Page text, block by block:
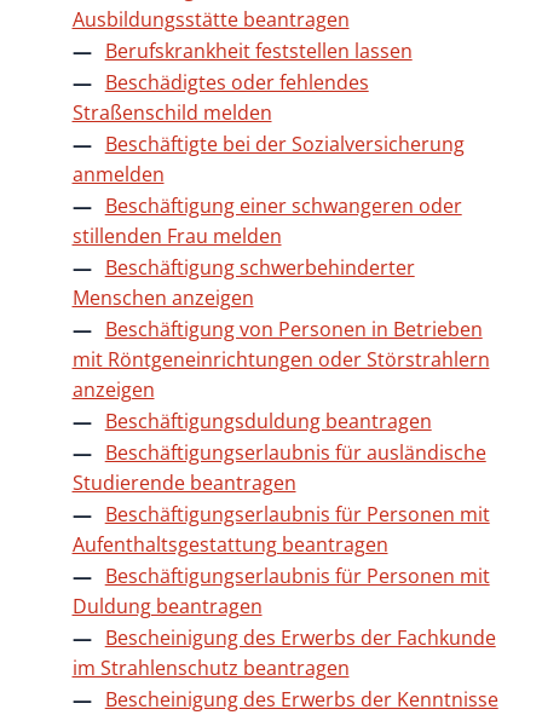
Ausbildungsstätte beantragen
Berufskrankheit feststellen lassen
Beschädigtes oder fehlendes
Straßenschild melden
Beschäftigte bei der Sozialversicherung
anmelden
Beschäftigung einer schwangeren oder
stillenden Frau melden
Beschäftigung schwerbehinderter
Menschen anzeigen
Beschäftigung von Personen in Betrieben
mit Röntgeneinrichtungen oder Störstrahlern
anzeigen
Beschäftigungsduldung beantragen
Beschäftigungserlaubnis für ausländische
Studierende beantragen
Beschäftigungserlaubnis für Personen mit
Aufenthaltsgestattung beantragen
Beschäftigungserlaubnis für Personen mit
Duldung beantragen
Bescheinigung des Erwerbs der Fachkunde
im Strahlenschutz beantragen
Bescheinigung des Erwerbs der Kenntnisse